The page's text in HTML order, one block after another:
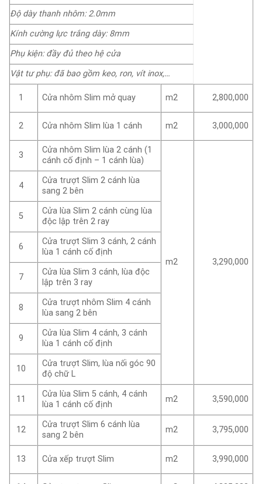
Độ dày thanh nhôm: 2.0mm
Kính cường lực trắng dày: 8mm
Phụ kiện: đầy đủ theo hệ cửa
Vật tư phụ:đã bao gồm keo, ron, vít inox,…
1 Cửa nhôm Slim mở quay m2 2,800,000
2 Cửa nhôm Slim lùa 1 cánh m2 3,000,000
3
Cửa nhôm Slim lùa 2 cánh (1
cánh cố định – 1 cánh lùa)
m2 3,290,000
4
Cửa trượt Slim 2 cánh lùa
sang 2 bên
5
Cửa lùa Slim 2 cánh cùng lùa
độc lập trên 2 ray
6
Cửa trượt Slim 3 cánh, 2 cánh
lùa 1 cánh cố định
7
Cửa lùa Slim 3 cánh, lùa độc
lập trên 3 ray
8
Cửa trượt nhôm Slim 4 cánh
lùa sang 2 bên
9
Cửa lùa Slim 4 cánh, 3 cánh
lùa 1 cánh cố định
10
Cửa trượt Slim, lùa nối góc 90
độ chữ L
11
Cửa lùa Slim 5 cánh, 4 cánh
lùa 1 cánh cố định
m2 3,590,000
12
Cửa trượt Slim 6 cánh lùa
sang 2 bên
m2 3,795,000
13 Cửa xếp trượt Slim m2 3,990,000